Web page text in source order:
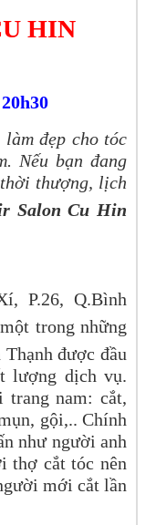
HIN
đẹp cho tóc
Nếu bạn đang
thượng, lịch
Salon Cu Hin
P.26, Q.Bình
trong những
được đầu
lượng dịch vụ.
trang nam: cắt,
gội,.. Chính
như người anh
thợ cắt tóc nên
mới cắt lần